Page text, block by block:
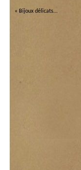
« Bijoux délicats…